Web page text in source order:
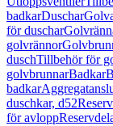
badkarDuschar
för duschar
golvrännor
duschTillbehör för
golvbrunnarBadkar
badkar
duschkar, d52
för avlopp